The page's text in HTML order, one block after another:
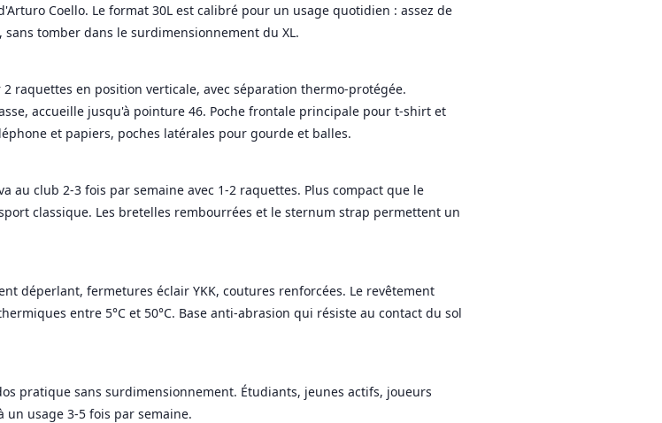
Coello. Le format 30L est calibré pour un usage quotidien : assez de
tomber dans le surdimensionnement du XL.
raquettes en position verticale, avec séparation thermo-protégée.
accueille jusqu'à pointure 46. Poche frontale principale pour t-shirt et
et papiers, poches latérales pour gourde et balles.
au club 2-3 fois par semaine avec 1-2 raquettes. Plus compact que le
classique. Les bretelles rembourrées et le sternum strap permettent un
déperlant, fermetures éclair YKK, coutures renforcées. Le revêtement
entre 5°C et 50°C. Base anti-abrasion qui résiste au contact du sol
pratique sans surdimensionnement. Étudiants, jeunes actifs, joueurs
usage 3-5 fois par semaine.